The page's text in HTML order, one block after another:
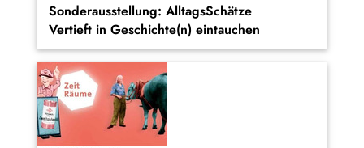
Sonderausstellung: AlltagsSchätze
Vertieft in Geschichte(n) eintauchen